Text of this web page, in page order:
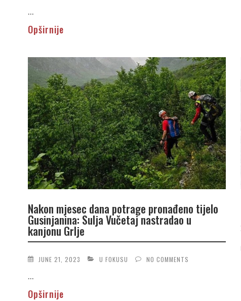
...
Opširnije
Nakon mjesec dana potrage pronađeno tijelo
Gusinjanina: Sulja Vučetaj nastradao u
kanjonu Grlje
JUNE 21, 2023 U FOKUSU NO COMMENTS
...
Opširnije